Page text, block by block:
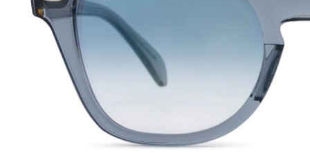
Lățimea ramei
42 mm
Înălțime lentilă Lățimea lentilei
Lățimea